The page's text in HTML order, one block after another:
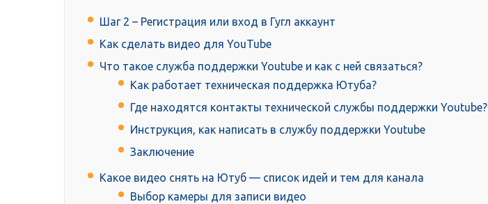
Шаг 2 – Регистрация или вход в Гугл аккаунт
Как сделать видео для YouTube
Что такое служба поддержки Youtube и как с ней связаться?
Как работает техническая поддержка Ютуба?
Где находятся контакты технической службы поддержки Youtube?
Инструкция, как написать в службу поддержки Youtube
Заключение
Какое видео снять на Ютуб — список идей и тем для канала
Выбор камеры для записи видео